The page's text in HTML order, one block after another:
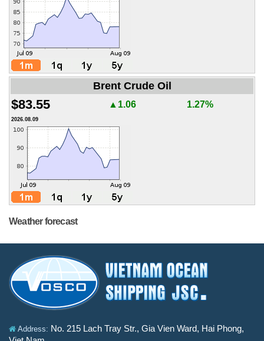
Brent Crude Oil
$83.55 ▲1.06 1.27%
2026.08.09
Weather forecast
Address: No. 215 Lach Tray Str., Gia Vien Ward, Hai Phong,